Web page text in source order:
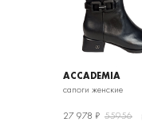
ACCADEMIA
сапоги женские
27 978 ₽ 55956